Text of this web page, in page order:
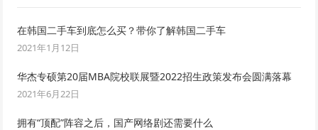
在韩国二手车到底怎么买？带你了解韩国二手车
2021年1月12日
华杰专硕第20届MBA院校联展暨2022招生政策发布会圆满落幕
2021年6月22日
拥有“顶配”阵容之后，国产网络剧还需要什么